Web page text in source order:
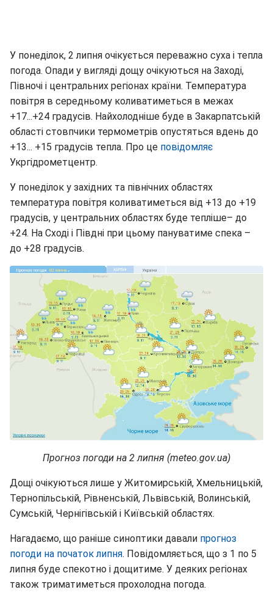
У понеділок, 2 липня очікується переважно суха і тепла
погода. Опади у вигляді дощу очікуються на Заході,
Півночі і центральних регіонах країни. Температура
повітря в середньому коливатиметься в межах
+17...+24 градусів. Найхолодніше буде в Закарпатській
області стовпчики термометрів опустяться вдень до
+13... +15 градусів тепла. Про це повідомляє
Укргідрометцентр.
У понеділок у західних та північних областях
температура повітря коливатиметься від +13 до +19
градусів, у центральних областях буде тепліше– до
+24. На Сході і Півдні при цьому пануватиме спека –
до +28 градусів.
Прогноз погоди на 2 липня (meteo.gov.ua)
Дощі очікуються лише у Житомирській, Хмельницькій,
Тернопільській, Рівненській, Львівській, Волинській,
Сумській, Чернігівській і Київській областях.
Нагадаємо, що раніше синоптики давали прогноз
погоди на початок липня. Повідомляється, що з 1 по 5
липня буде спекотно і дощитиме. У деяких регіонах
також триматиметься прохолодна погода.